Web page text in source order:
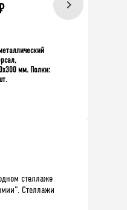
мм. Полки:
стеллаже
Стеллажи